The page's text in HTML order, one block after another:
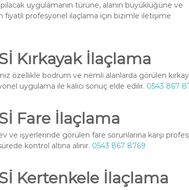
uygulamanın türüne, alanın büyüklüğüne ve
profesyonel ilaçlama için bizimle iletişime
Kırkayak İlaçlama
özellikle bodrum ve nemli alanlarda görülen
uygulama ile kalıcı sonuç elde edilir. 0543 867
Fare İlaçlama
ve işyerlerinde görülen fare sorunlarına karşı
kontrol altına alınır. 0543 867 8769
Kertenkele İlaçlama